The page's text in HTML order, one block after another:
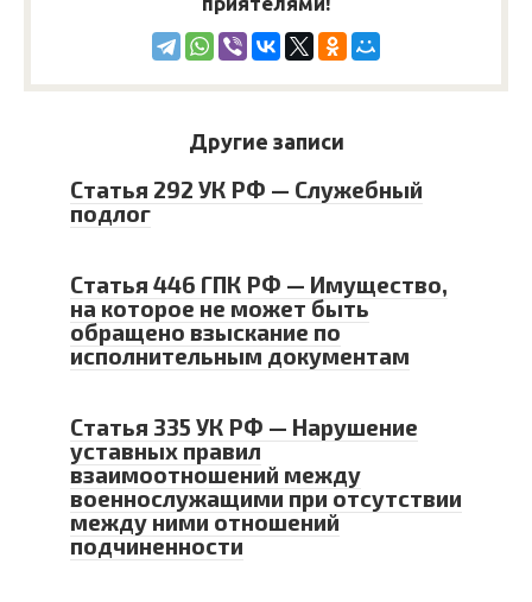
Другие записи
Статья 292 УК РФ — Служебный
подлог
Статья 446 ГПК РФ — Имущество,
на которое не может быть
обращено взыскание по
исполнительным документам
Статья 335 УК РФ — Нарушение
уставных правил
взаимоотношений между
военнослужащими при отсутствии
между ними отношений
подчиненности